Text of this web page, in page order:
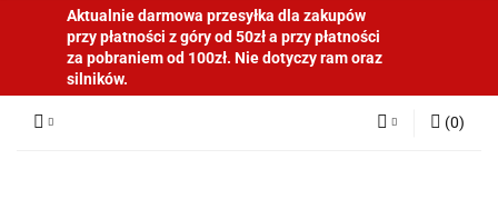
Aktualnie darmowa przesyłka dla zakupów
przy płatności z góry od 50zł a przy płatności
za pobraniem od 100zł. Nie dotyczy ram oraz
silników.
(0)